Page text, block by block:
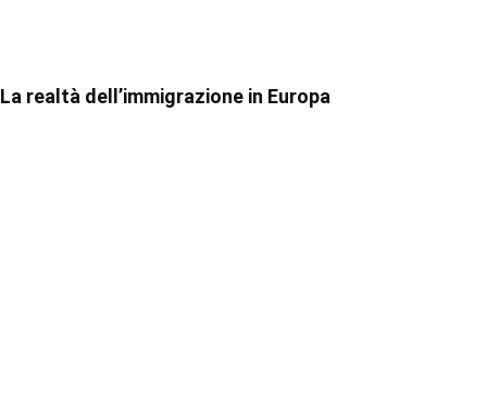
La realtà dell’immigrazione in Europa